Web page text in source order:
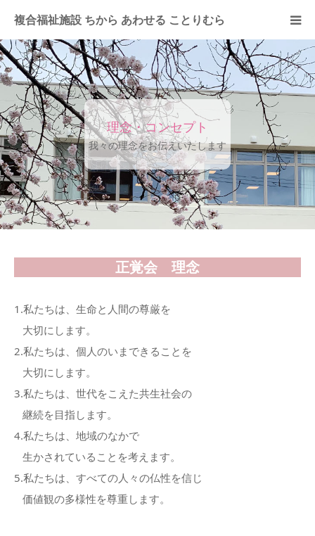
複合福祉施設 ちから あわせる ことりむら
理念・コンセプト
我々の理念をお伝えいたします
正覚会 理念
1.私たちは、生命と人間の尊厳を
大切にします。
2.私たちは、個人のいまできることを
大切にします。
3.私たちは、世代をこえた共生社会の
継続を目指します。
4.私たちは、地域のなかで
生かされていることを考えます。
5.私たちは、すべての人々の仏性を信じ
価値観の多様性を尊重します。
社会福祉法人 正覚会
事業所案内
お問い合わせ
グループ法人
求人情報